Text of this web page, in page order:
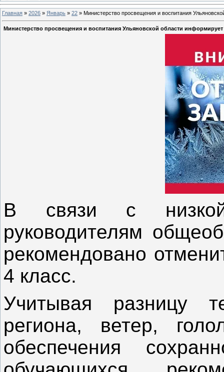
Главная » 2026 » Январь » 22 » Министерство просвещения и воспитания
Министерство просвещения и воспитания Ульяновской области информирует
В связи с низкой
руководителям
рекомендовано
4 класс.
Учитывая разницу
региона, ветер,
обеспечения